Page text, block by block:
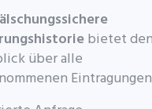
bietet den
über alle